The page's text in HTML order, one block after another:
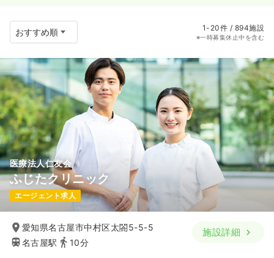
1-20件 / 894施設
※一時募集休止中を含む
医療法人仁友会
ふじたクリニック
エージェント求人
愛知県名古屋市中村区太閤5-5-5
名古屋駅
10分
施設詳細